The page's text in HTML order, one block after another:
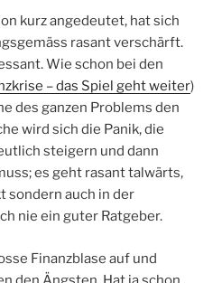
kurz angedeutet, hat sich
rasant verschärft.
Wie schon bei den
– das Spiel geht weiter)
des ganzen Problems den
wird sich die Panik, die
steigern und dann
es geht rasant talwärts,
sondern auch in der
nie ein guter Ratgeber.
Finanzblase auf und